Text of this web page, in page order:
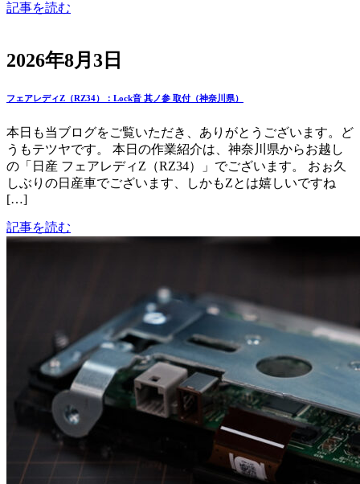
記事を読む
2026年8月3日
フェアレディZ（RZ34）：Lock音 其ノ参 取付（神奈川県）
本日も当ブログをご覧いただき、ありがとうございます。ど
うもテツヤです。 本日の作業紹介は、神奈川県からお越し
の「日産 フェアレディZ（RZ34）」でございます。 おぉ久
しぶりの日産車でございます、しかもZとは嬉しいですね
[…]
記事を読む